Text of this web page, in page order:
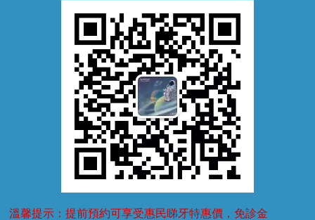
溫馨提示：提前預約可享受惠民睇牙特惠價，免診金